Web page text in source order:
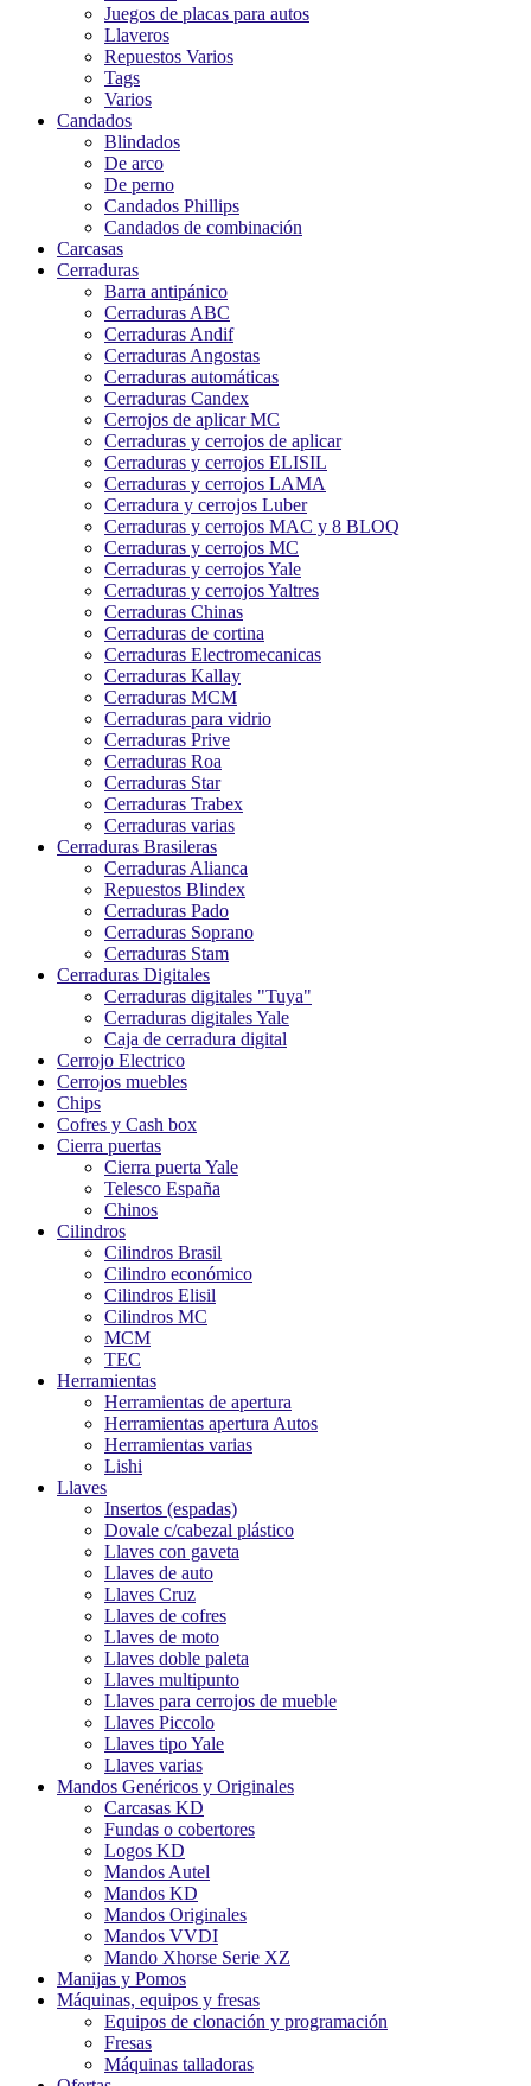
Juegos de placas para autos
Llaveros
Repuestos Varios
Tags
Varios
Candados
Blindados
De arco
De perno
Candados Phillips
Candados de combinación
Carcasas
Cerraduras
Barra antipánico
Cerraduras ABC
Cerraduras Andif
Cerraduras Angostas
Cerraduras automáticas
Cerraduras Candex
Cerrojos de aplicar MC
Cerraduras y cerrojos de aplicar
Cerraduras y cerrojos ELISIL
Cerraduras y cerrojos LAMA
Cerradura y cerrojos Luber
Cerraduras y cerrojos MAC y 8 BLOQ
Cerraduras y cerrojos MC
Cerraduras y cerrojos Yale
Cerraduras y cerrojos Yaltres
Cerraduras Chinas
Cerraduras de cortina
Cerraduras Electromecanicas
Cerraduras Kallay
Cerraduras MCM
Cerraduras para vidrio
Cerraduras Prive
Cerraduras Roa
Cerraduras Star
Cerraduras Trabex
Cerraduras varias
Cerraduras Brasileras
Cerraduras Alianca
Repuestos Blindex
Cerraduras Pado
Cerraduras Soprano
Cerraduras Stam
Cerraduras Digitales
Cerraduras digitales "Tuya"
Cerraduras digitales Yale
Caja de cerradura digital
Cerrojo Electrico
Cerrojos muebles
Chips
Cofres y Cash box
Cierra puertas
Cierra puerta Yale
Telesco España
Chinos
Cilindros
Cilindros Brasil
Cilindro económico
Cilindros Elisil
Cilindros MC
MCM
TEC
Herramientas
Herramientas de apertura
Herramientas apertura Autos
Herramientas varias
Lishi
Llaves
Insertos (espadas)
Dovale c/cabezal plástico
Llaves con gaveta
Llaves de auto
Llaves Cruz
Llaves de cofres
Llaves de moto
Llaves doble paleta
Llaves multipunto
Llaves para cerrojos de mueble
Llaves Piccolo
Llaves tipo Yale
Llaves varias
Mandos Genéricos y Originales
Carcasas KD
Fundas o cobertores
Logos KD
Mandos Autel
Mandos KD
Mandos Originales
Mandos VVDI
Mando Xhorse Serie XZ
Manijas y Pomos
Máquinas, equipos y fresas
Equipos de clonación y programación
Fresas
Máquinas talladoras